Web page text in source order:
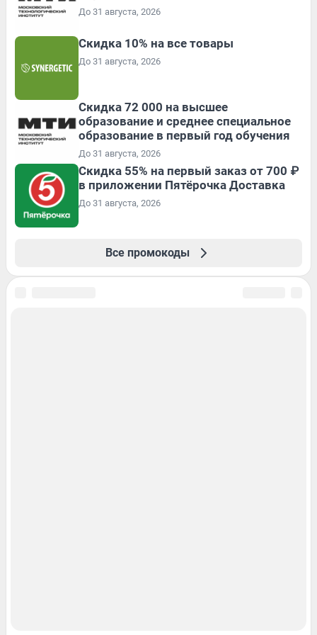
До 31 августа, 2026
Скидка 10% на все товары
До 31 августа, 2026
Скидка 72 000 на высшее
образование и среднее специальное
образование в первый год обучения
До 31 августа, 2026
Скидка 55% на первый заказ от 700 ₽
в приложении Пятёрочка Доставка
До 31 августа, 2026
Все промокоды